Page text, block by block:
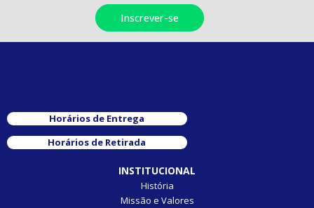
Horários de Entrega
Horários de Retirada
INSTITUCIONAL
História
Missão e Valores